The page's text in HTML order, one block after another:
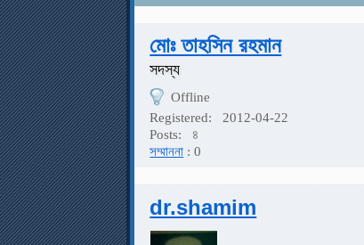
মোঃ তাহসিন রহমান
সদস্য
Offline
Registered:
2012-04-22
Posts:
৪
সম্মাননা : 0
dr.shamim